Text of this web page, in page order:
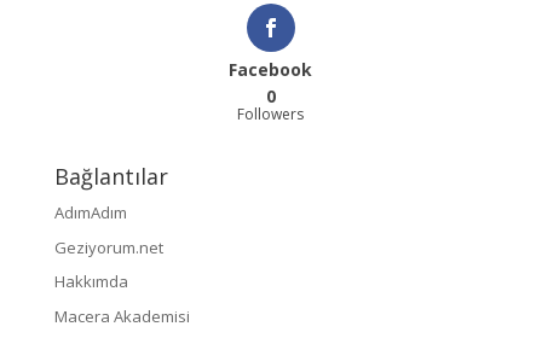
Facebook
0
Followers
Bağlantılar
AdımAdım
Geziyorum.net
Hakkımda
Macera Akademisi